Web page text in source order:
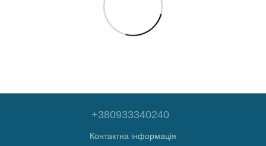
+380933340240
Контактна інформація